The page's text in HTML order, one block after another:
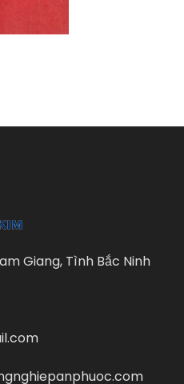
Giang, Tình Bắc Ninh